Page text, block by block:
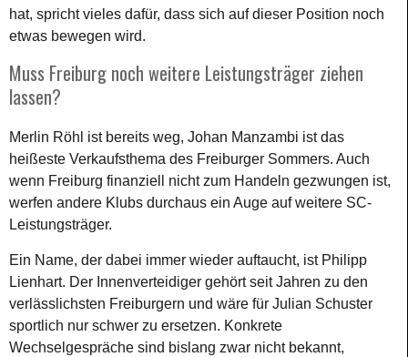
hat, spricht vieles dafür, dass sich auf dieser Position noch
etwas bewegen wird.
Muss Freiburg noch weitere Leistungsträger ziehen
lassen?
Merlin Röhl ist bereits weg, Johan Manzambi ist das
heißeste Verkaufsthema des Freiburger Sommers. Auch
wenn Freiburg finanziell nicht zum Handeln gezwungen ist,
werfen andere Klubs durchaus ein Auge auf weitere SC-
Leistungsträger.
Ein Name, der dabei immer wieder auftaucht, ist Philipp
Lienhart. Der Innenverteidiger gehört seit Jahren zu den
verlässlichsten Freiburgern und wäre für Julian Schuster
sportlich nur schwer zu ersetzen. Konkrete
Wechselgespräche sind bislang zwar nicht bekannt,